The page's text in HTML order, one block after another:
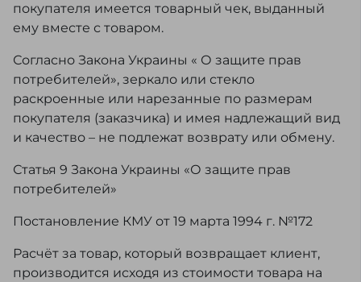
покупателя имеется товарный чек, выданный
ему вместе с товаром.
Согласно Закона Украины « О защите прав
потребителей», зеркало или стекло
раскроенные или нарезанные по размерам
покупателя (заказчика) и имея надлежащий вид
и качество – не подлежат возврату или обмену.
Статья 9 Закона Украины «О защите прав
потребителей»
Постановление КМУ от 19 марта 1994 г. №172
Расчёт за товар, который возвращает клиент,
производится исходя из стоимости товара на